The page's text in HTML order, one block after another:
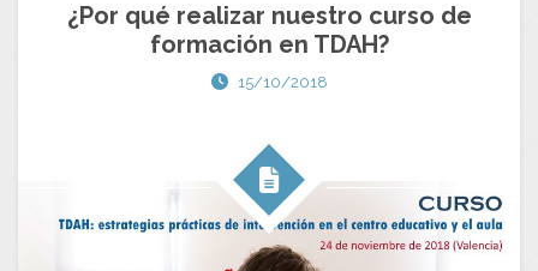
¿Por qué realizar nuestro curso de
formación en TDAH?
15/10/2018